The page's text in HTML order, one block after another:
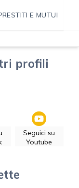
E MUTUI
profili
Seguici su
Youtube